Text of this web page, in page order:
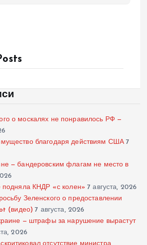
о москалях не понравилось РФ —
благодаря действиям США 7
— бандеровским флагам не место в
подняла КНДР «с колен» 7 августа, 2026
Зеленского о предоставлении
(видео) 7 августа, 2026
— штрафы за нарушение вырастут
2026